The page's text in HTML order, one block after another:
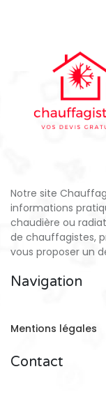
Notre site
informations
chaudière ou
de chauffagistes,
vous proposer un
Navigation
Mentions légales
Contact